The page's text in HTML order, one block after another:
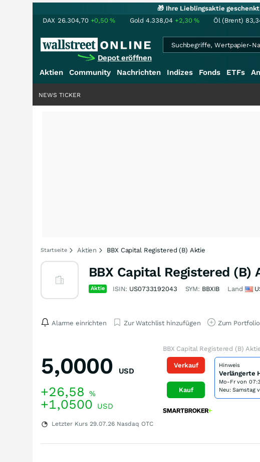
🎁 Ihre Lieblingsaktie
DAX 26.304,70 +0,50% Gold 4.338,04 +2,30% Öl (Brent)
Depot eröffnen
Aktien Community Nachrichten Indizes Fonds ETFs
NEWS TICKER
Startseite Aktien BBX Capital Registered (B) Aktie
BBX Capital Registered (B)
Aktie ISIN: US0733192043 SYM: BBXIB Land
Alarme einrichten Zur Watchlist hinzufügen Zum
5,0000 USD
+26,58 %
+1,0500 USD
Letzter Kurs 29.07.26 Nasdaq OTC
BBX Capital Registered (B)
Verkauf
Kauf
Hinweis
Verlängerte
Mo-Fr von
Neu: Samstag